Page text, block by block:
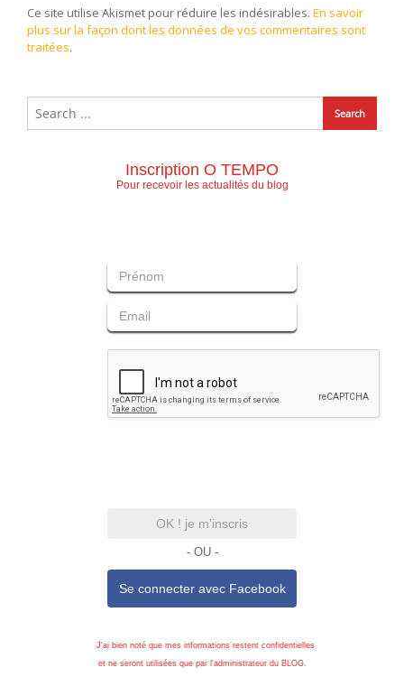
Ce site utilise Akismet pour réduire les indésirables. En savoir
plus sur la façon dont les données de vos commentaires sont
traitées.
Inscription O TEMPO
Pour recevoir les actualités du blog
OK ! je m'inscris
- OU -
Se connecter avec Facebook
J'ai bien noté que mes informations restent confidentielles
et ne seront utilisées que par l'administrateur du BLOG.